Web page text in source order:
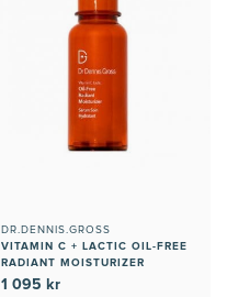
DR.DENNIS.GROSS
VITAMIN C + LACTIC OIL-FREE
RADIANT MOISTURIZER
1 095 kr